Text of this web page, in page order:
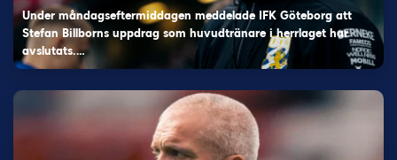
Under måndagseftermiddagen meddelade IFK Göteborg att
Stefan Billborns uppdrag som huvudtränare i herrlaget har
avslutats.…